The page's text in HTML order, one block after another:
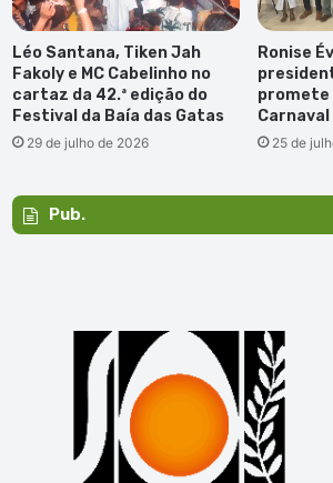
Léo Santana, Tiken Jah
Fakoly e MC Cabelinho no
cartaz da 42.ª edição do
Festival da Baía das Gatas
29 de julho de 2026
Ronise
promete
25 de
Pub.